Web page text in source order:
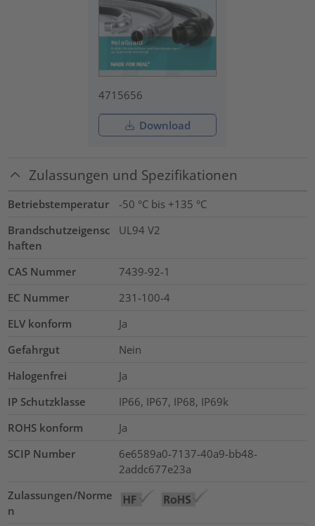
4715656
Download
Zulassungen und Spezifikationen
Betriebstemperatur
-50 °C bis +135 °C
Brandschutzeigensc
haften
UL94 V2
CAS Nummer
7439-92-1
EC Nummer
231-100-4
ELV konform
Ja
Gefahrgut
Nein
Halogenfrei
Ja
IP Schutzklasse
IP66, IP67, IP68, IP69k
ROHS konform
Ja
SCIP Number
6e6589a0-7137-40a9-bb48-
2addc677e23a
Zulassungen/Norme
n